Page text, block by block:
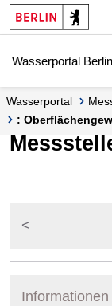
Springe zur
Springe zum Inhalt
Wasserportal Berlin
Wasserportal
:
Informationen